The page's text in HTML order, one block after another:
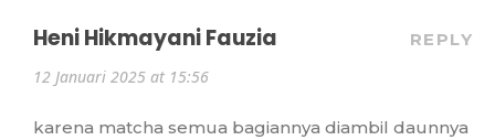
Heni Hikmayani Fauzia
12 Januari 2025 at 15:56
REPLY
karena matcha semua bagiannya diambil daunnya